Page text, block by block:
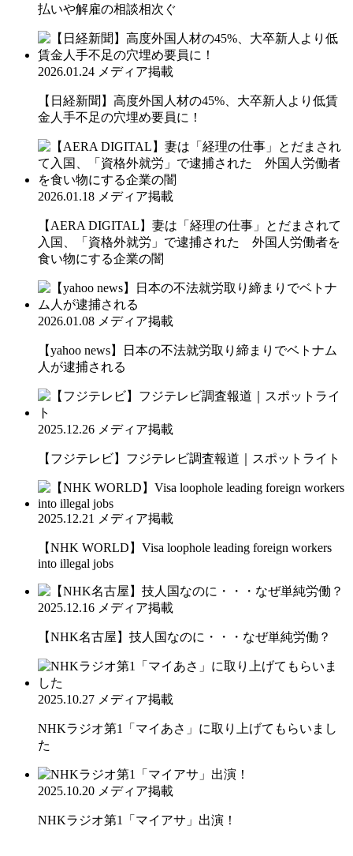
払いや解雇の相談相次ぐ
2026.01.24 メディア掲載
【日経新聞】高度外国人材の45%、大卒新人より低賃
金人手不足の穴埋め要員に！
2026.01.18 メディア掲載
【AERA DIGITAL】妻は「経理の仕事」とだまされて
入国、「資格外就労」で逮捕された 外国人労働者を
食い物にする企業の闇
2026.01.08 メディア掲載
【yahoo news】日本の不法就労取り締まりでベトナム
人が逮捕される
2025.12.26 メディア掲載
【フジテレビ】フジテレビ調査報道｜スポットライト
2025.12.21 メディア掲載
【NHK WORLD】Visa loophole leading foreign workers
into illegal jobs
2025.12.16 メディア掲載
【NHK名古屋】技人国なのに・・・なぜ単純労働？
2025.10.27 メディア掲載
NHKラジオ第1「マイあさ」に取り上げてもらいまし
た
2025.10.20 メディア掲載
NHKラジオ第1「マイアサ」出演！